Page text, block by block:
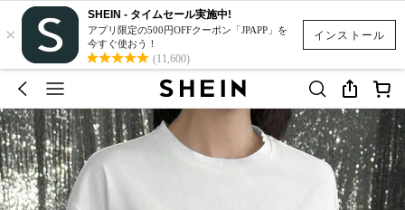
インストール
×
SHEIN - タイムセール実施中!
アプリ限定の500円OFFクーポン「JPAPP」を
今すぐ使おう！
(11,600)